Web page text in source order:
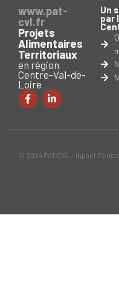
www.pat-
cvl.fr
Projets
Alimentaires
Territoriaux
en région
Centre-Val-de-
Loire
Un
par
© 2024 PAT CVL - Inpact Centre